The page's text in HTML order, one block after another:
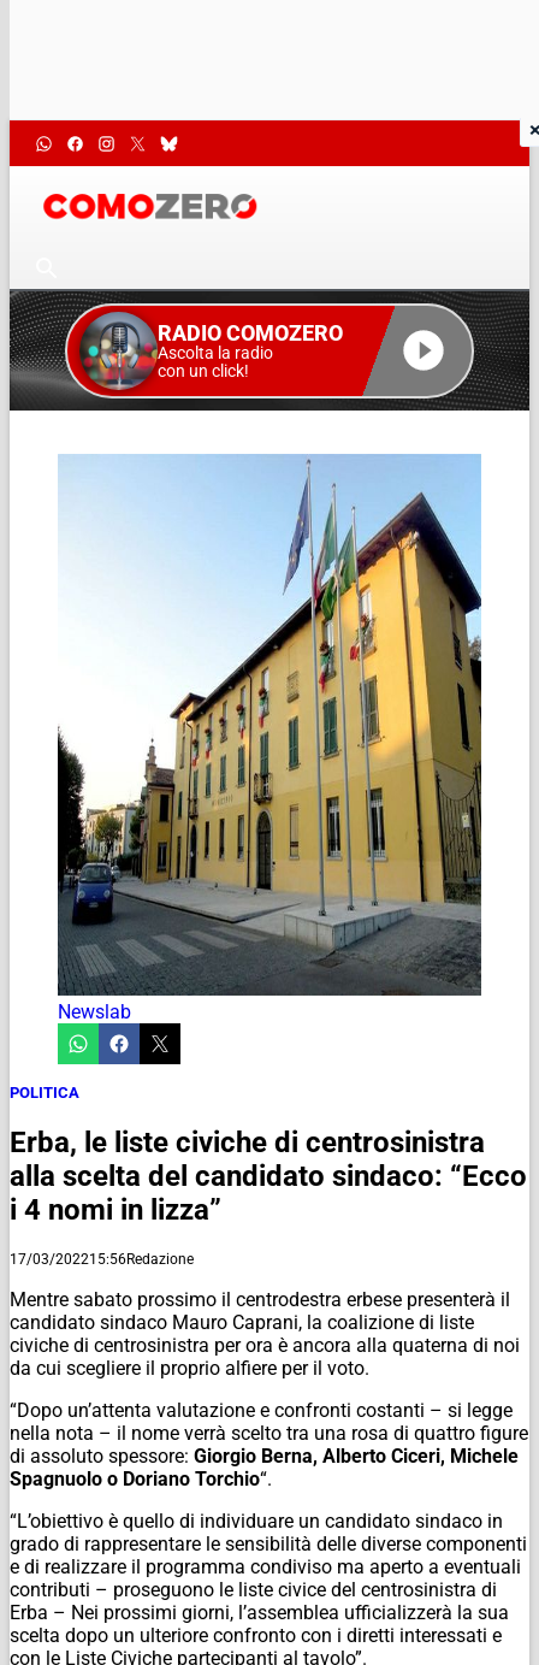
RADIO COMOZERO
Ascolta la radio
con un click!
Newslab
POLITICA
Erba, le liste civiche di centrosinistra
alla scelta del candidato sindaco: “Ecco
i 4 nomi in lizza”
17/03/202215:56Redazione
Mentre sabato prossimo il centrodestra erbese presenterà il
candidato sindaco Mauro Caprani, la coalizione di liste
civiche di centrosinistra per ora è ancora alla quaterna di noi
da cui scegliere il proprio alfiere per il voto.
“Dopo un’attenta valutazione e confronti costanti – si legge
nella nota – il nome verrà scelto tra una rosa di quattro figure
di assoluto spessore: Giorgio Berna, Alberto Ciceri, Michele
Spagnuolo o Doriano Torchio“.
“L’obiettivo è quello di individuare un candidato sindaco in
grado di rappresentare le sensibilità delle diverse componenti
e di realizzare il programma condiviso ma aperto a eventuali
contributi – proseguono le liste civice del centrosinistra di
Erba – Nei prossimi giorni, l’assemblea ufficializzerà la sua
scelta dopo un ulteriore confronto con i diretti interessati e
con le Liste Civiche partecipanti al tavolo”.